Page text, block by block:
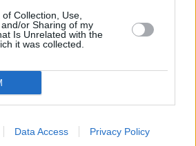
Collection, Use,
or Sharing of my
Is Unrelated with the
it was collected.
Data Access Privacy Policy